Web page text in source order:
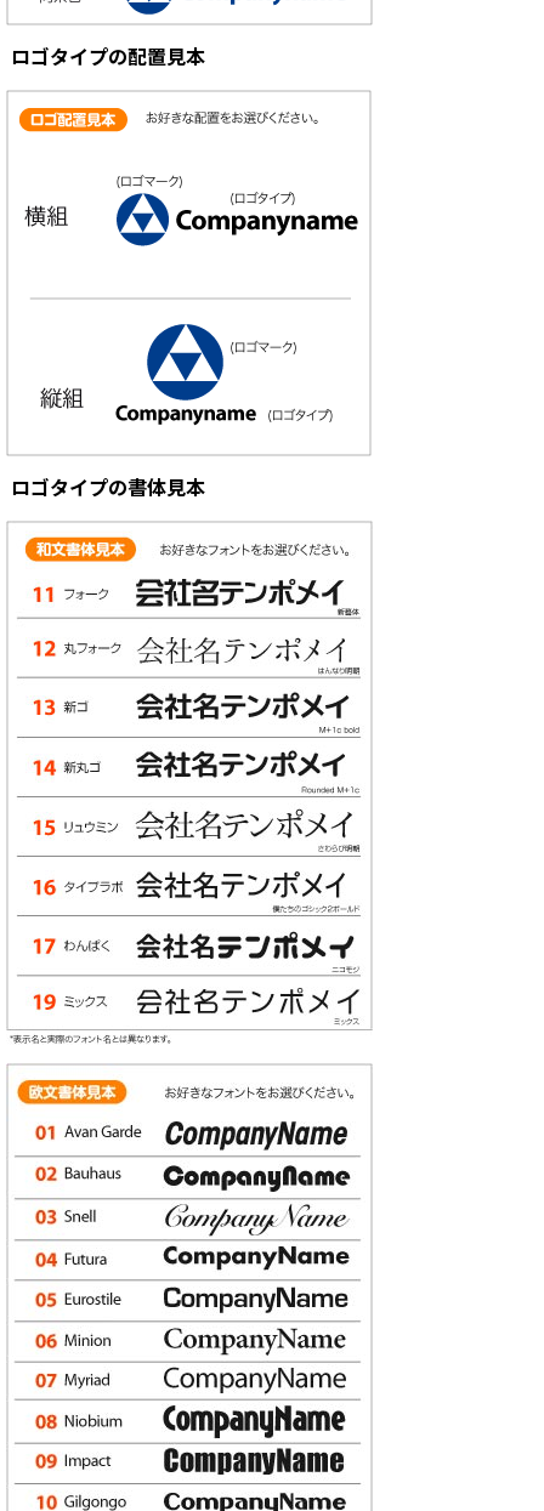
ロゴタイプの配置見本
ロゴタイプの書体見本